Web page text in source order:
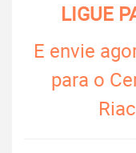
LIGUE
E envie
para o